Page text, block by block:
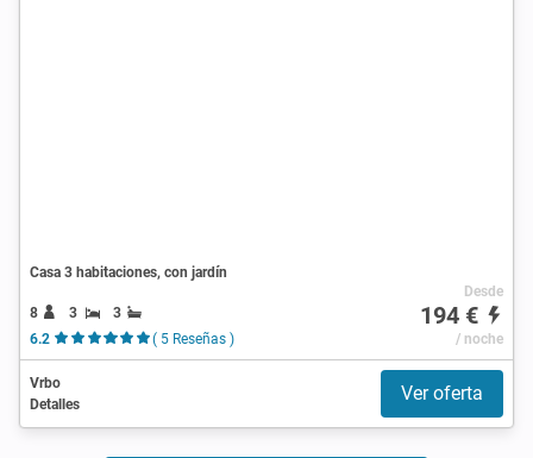
Casa 3 habitaciones, con jardín
8 3
3
6.2
( 5 Reseñas )
Desde
194 €
/ noche
Vrbo
Detalles
Ver oferta